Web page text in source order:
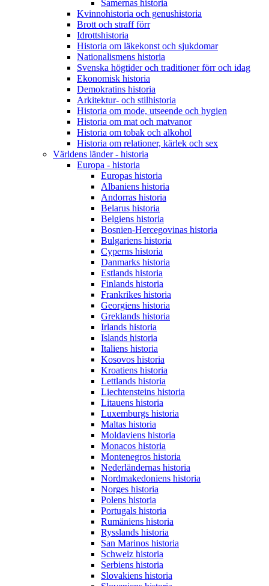
Samernas historia
Kvinnohistoria och genushistoria
Brott och straff förr
Idrottshistoria
Historia om läkekonst och sjukdomar
Nationalismens historia
Svenska högtider och traditioner förr och idag
Ekonomisk historia
Demokratins historia
Arkitektur- och stilhistoria
Historia om mode, utseende och hygien
Historia om mat och matvanor
Historia om tobak och alkohol
Historia om relationer, kärlek och sex
Världens länder - historia
Europa - historia
Europas historia
Albaniens historia
Andorras historia
Belarus historia
Belgiens historia
Bosnien-Hercegovinas historia
Bulgariens historia
Cyperns historia
Danmarks historia
Estlands historia
Finlands historia
Frankrikes historia
Georgiens historia
Greklands historia
Irlands historia
Islands historia
Italiens historia
Kosovos historia
Kroatiens historia
Lettlands historia
Liechtensteins historia
Litauens historia
Luxemburgs historia
Maltas historia
Moldaviens historia
Monacos historia
Montenegros historia
Nederländernas historia
Nordmakedoniens historia
Norges historia
Polens historia
Portugals historia
Rumäniens historia
Rysslands historia
San Marinos historia
Schweiz historia
Serbiens historia
Slovakiens historia